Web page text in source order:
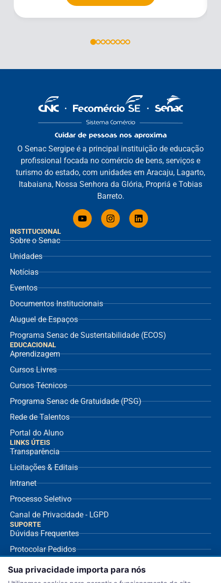
INSTITUCIONAL
Sobre o Senac
Unidades
Notícias
Eventos
Documentos Institucionais
Aluguel de Espaços
Programa Senac de Sustentabilidade (ECOS)
EDUCACIONAL
Aprendizagem
Cursos Livres
Cursos Técnicos
Programa Senac de Gratuidade (PSG)
Rede de Talentos
Portal do Aluno
O Senac Sergipe é a principal instituição de educação
profissional focada no comércio de bens, serviços e
turismo do estado, com unidades em Aracaju, Lagarto,
Itabaiana, Nossa Senhora da Glória, Propriá e Tobias
Barreto.
LINKS ÚTEIS
Transparência
Licitações & Editais
Intranet
Processo Seletivo
Canal de Privacidade - LGPD
SUPORTE
Dúvidas Frequentes
Protocolar Pedidos
Envio de NF Fornecedor
Ouvidoria
Sua privacidade importa para nós